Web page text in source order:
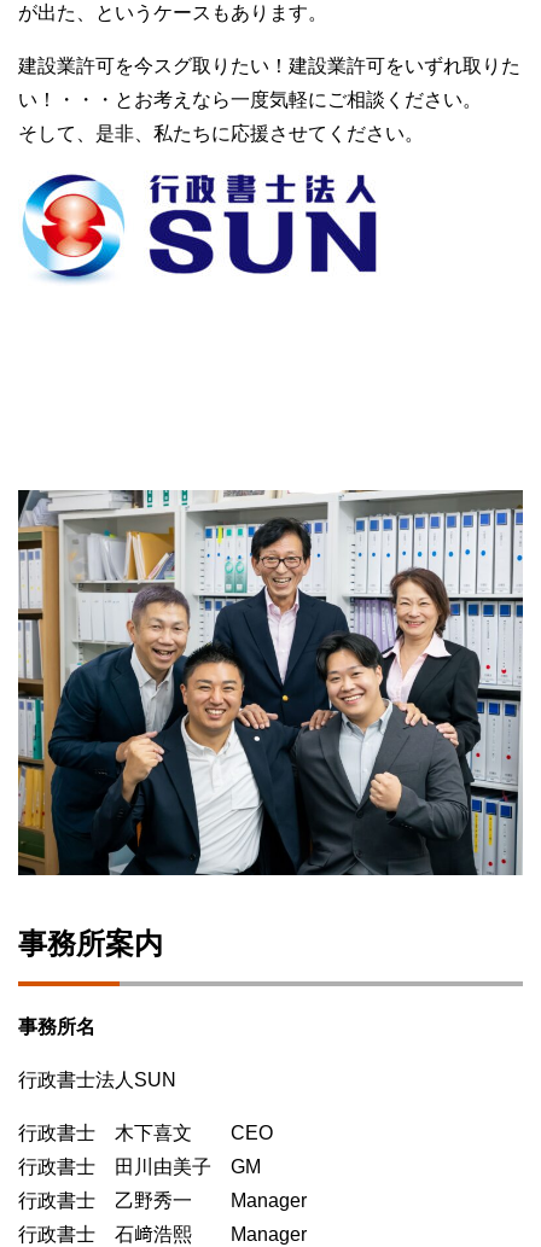
が出た、というケースもあります。
建設業許可を今スグ取りたい！建設業許可をいずれ取りた
い！・・・とお考えなら一度気軽にご相談ください。
そして、是非、私たちに応援させてください。
事務所案内
事務所名
行政書士法人SUN
行政書士 木下喜文 CEO
行政書士 田川由美子 GM
行政書士 乙野秀一 Manager
行政書士 石﨑浩熙 Manager